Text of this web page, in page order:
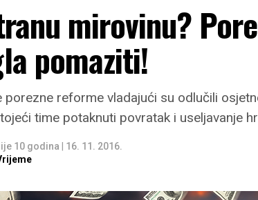
mirovinu?
pomaziti!
porezne reforme vladajući su odlučili
time potaknuti povratak i useljavanje
10 godina
16. 11. 2016.